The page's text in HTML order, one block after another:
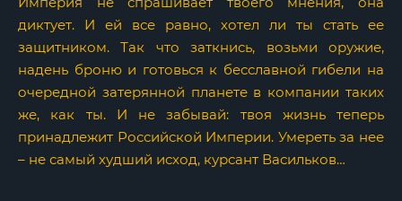
диктует. И ей все равно, хотел ли ты стать ее
защитником. Так что заткнись, возьми оружие,
надень броню и готовься к бесславной гибели на
очередной затерянной планете в компании таких
же, как ты. И не забывай: твоя жизнь теперь
принадлежит Российской Империи. Умереть за нее
– не самый худший исход, курсант Васильков…